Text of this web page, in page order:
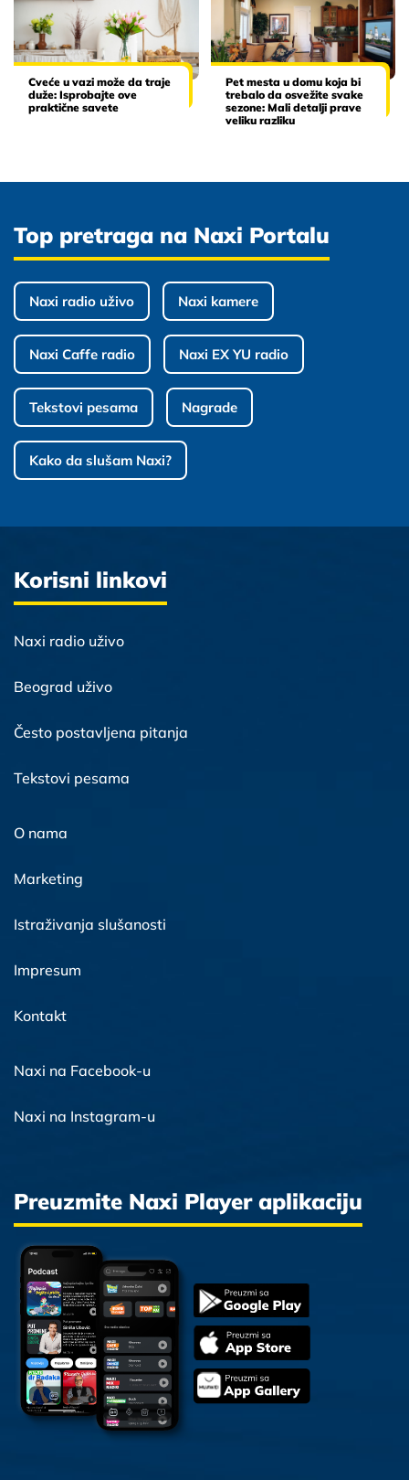
Cveće u vazi može da traje
duže: Isprobajte ove
praktične savete
Pet mesta u domu koja bi
trebalo da osvežite svake
sezone: Mali detalji prave
veliku razliku
Top pretraga na Naxi Portalu
Naxi radio uživo Naxi kamere
Naxi Caffe radio Naxi EX YU radio
Tekstovi pesama Nagrade
Kako da slušam Naxi?
Korisni linkovi
Naxi radio uživo
Beograd uživo
Često postavljena pitanja
Tekstovi pesama
O nama
Marketing
Istraživanja slušanosti
Impresum
Kontakt
Naxi na Facebook-u
Naxi na Instagram-u
Preuzmite Naxi Player aplikaciju